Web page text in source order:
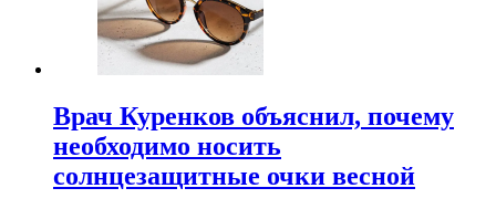
Врач Куренков объяснил, почему
необходимо носить
солнцезащитные очки весной